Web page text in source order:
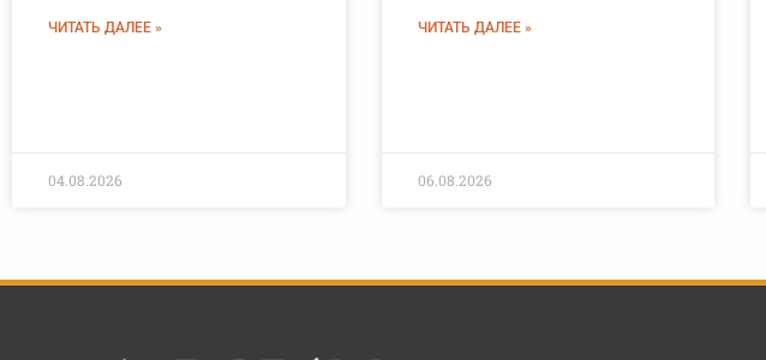
ЧИТАТЬ ДАЛЕЕ »
04.08.2026
ЧИТАТЬ ДАЛЕЕ »
06.08.2026